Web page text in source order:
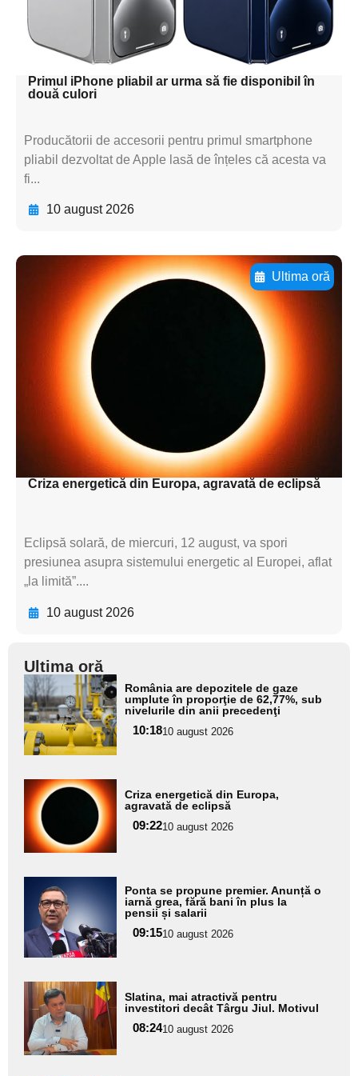
subtitluAdaugă aici
textul pentru subti
Primul iPhone pliabil ar urma să fie disponibil în
două culori
Producătorii de accesorii pentru primul smartphone
pliabil dezvoltat de Apple lasă de înțeles că acesta va
fi...
10 august 2026
Ultima oră
Adaugă aici textul pentru
subtitluAdaugă aici
textul pentru
subtitluAdaugă aici
textul pentru
subtitluAdaugă aici
textul pentru subti
Criza energetică din Europa, agravată de eclipsă
Eclipsă solară, de miercuri, 12 august, va spori
presiunea asupra sistemului energetic al Europei, aflat
„la limită”....
10 august 2026
Ultima oră
Adaugă
aici textul
pentru
subtitlu
România are depozitele de gaze
umplute în proporţie de 62,77%, sub
nivelurile din anii precedenţi
10:1810 august 2026
Adaugă
aici textul
pentru
subtitlu
Criza energetică din Europa,
agravată de eclipsă
09:2210 august 2026
Adaugă
aici textul
pentru
subtitlu
Ponta se propune premier. Anunță o
iarnă grea, fără bani în plus la
pensii și salarii
09:1510 august 2026
Adaugă
aici textul
pentru
subtitlu
Slatina, mai atractivă pentru
investitori decât Târgu Jiul. Motivul
08:2410 august 2026